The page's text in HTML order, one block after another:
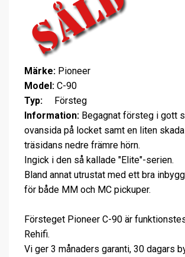
Märke: Pioneer
Model: C-90
Typ:
Försteg
Information: Begagnat försteg i gott
ovansida på locket samt en liten
träsidans nedre främre hörn.
Ingick i den så kallade "Elite"-serien.
Bland annat utrustat med ett bra
för både MM och MC pickuper.
Försteget Pioneer C-90 är
Rehifi.
Vi ger 3 månaders garanti, 30 dagars